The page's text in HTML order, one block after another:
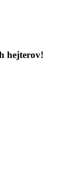
hejterov!